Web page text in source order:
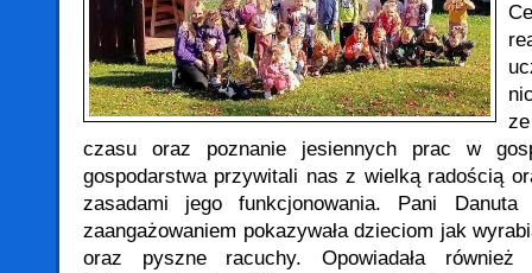
czasu oraz poznanie jesiennych prac w
gospodarstwa przywitali nas z wielką radością
zasadami jego funkcjonowania. Pani
zaangażowaniem pokazywała dzieciom jak
oraz pyszne racuchy.Opowiadała